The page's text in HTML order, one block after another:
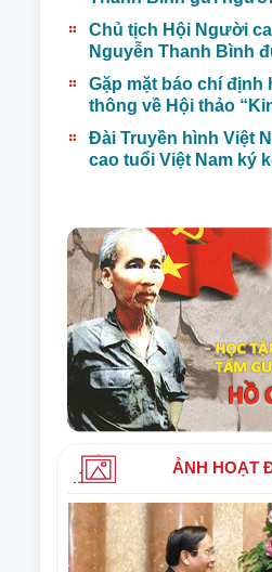
nhịp Xuân Bính Ngọ
Chủ tịch Hội Người
Nguyễn Thanh Bình
nhiệm tuyệt đối giới
biểu Quốc hội khóa
Gặp mặt báo chí
thông về Hội thảo
Nam trong kỷ nguyên
Đài Truyền hình Việt
cao tuổi Việt Nam ký
ẢNH HOẠT